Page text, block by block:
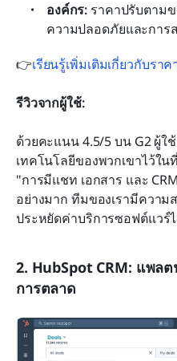
องค์กร: ราคาปรับตาม
ความปลอดภัยและกา
👉เรียนรู้เพิ่มเติมเกี่ยวกับรา
รีวิวจากผู้ใช้:
ด้วยคะแนน 4.5/5 บน G2 ผู้
เทคโนโลยีของพวกเขาไว้ใ
"การมีแชท เอกสาร และ
อย่างมาก ทีมของเรามีควา
ประหยัดค่าบริการซอฟต์แวร์
2. HubSpot CRM: แพล
การตลาด